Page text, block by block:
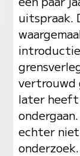
uitspraak.
vertrouwd
later heeft
echter
onderzoek.